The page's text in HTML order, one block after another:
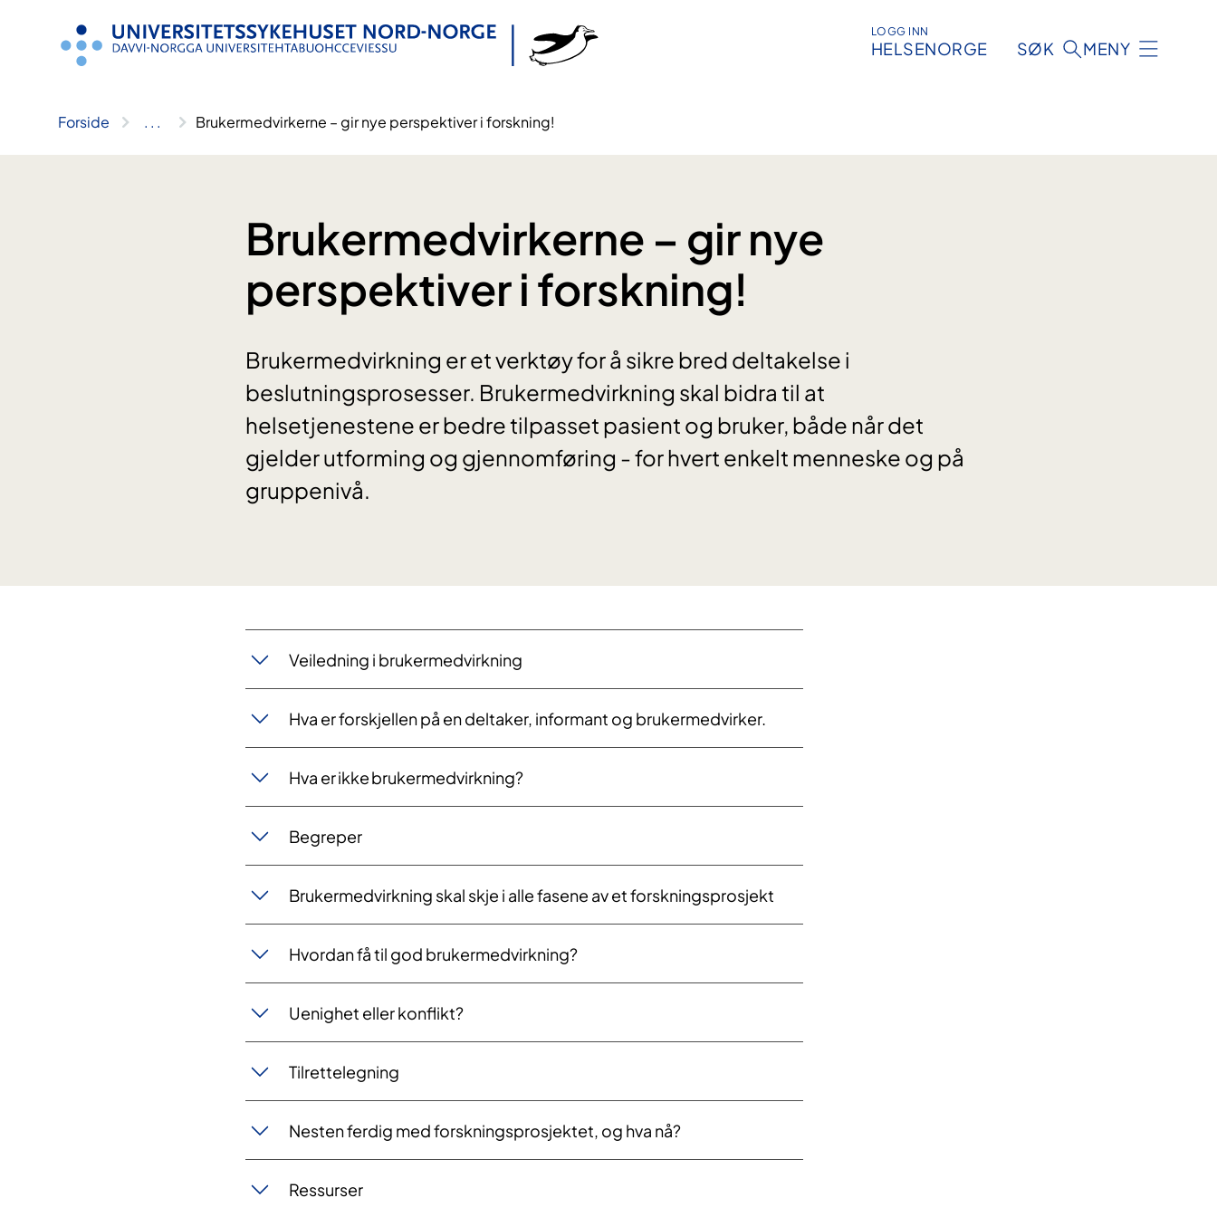
LOGG INN
HELSENORGE SØK MENY
Forside .. . Brukermedvirkerne – gir nye perspektiver i forskning!
Brukermedvirkerne – gir nye
perspektiver i forskning!
Brukermedvirkning er et verktøy for å sikre bred deltakelse i
beslutningsprosesser. Brukermedvirkning skal bidra til at
helsetjenestene er bedre tilpasset pasient og bruker, både når det
gjelder utforming og gjennomføring - for hvert enkelt menneske og på
gruppenivå.
Veiledning i brukermedvirkning
​​Hva er forskjellen på en deltaker, informant og brukermedvirker.
​​​Hva er ikke brukermedvirkning?
​​​​Begreper
​Brukermedvirkning skal skje i alle fasene av et forskningsprosjekt
​Hvordan få til god brukermedvirkning?​
​Uenighet eller konflikt?
​​Tilrettelegning
​Nesten ferdig med forskningsprosjektet, og hva nå?​​
​​​Ressurser